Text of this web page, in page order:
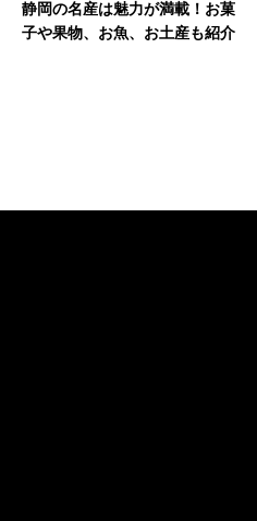
静岡の名産は魅力が満載！お菓
子や果物、お魚、お土産も紹介